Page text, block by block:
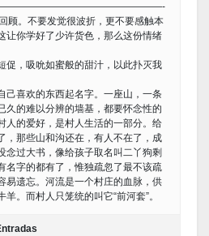
。不要发觉很波折，更不要感触本
让你学好了少许货色，那么这份情绪
促，吸吮如蜜般的甜汁，以此扑灭我
喜欢的东西起名字。一座山，一条
久的难以分辨的墙基，都要怀念性的
人的爱好，是村人生活的一部分。给
，那些山和沟还在，有人不在了，成
念过大书，像给孩子取名叫二丫狗剩
名字的都有了，惟独疏忽了最不该疏
易遗忘。河流是一个村庄的血脉，供
。而村人只笼统的叫它“前河套”。